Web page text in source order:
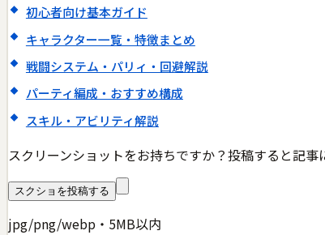
初心者向け基本ガイド
キャラクター一覧・特徴まとめ
戦闘システム・パリィ・回避解説
パーティ編成・おすすめ構成
スキル・アビリティ解説
スクリーンショットをお持ちですか？投稿すると記事
スクショを投稿する
jpg/png/webp・5MB以内